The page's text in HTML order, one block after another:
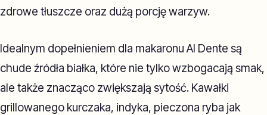
zdrowe tłuszcze oraz dużą porcję warzyw.
Idealnym dopełnieniem dla makaronu Al Dente są
chude źródła białka, które nie tylko wzbogacają smak,
ale także znacząco zwiększają sytość. Kawałki
grillowanego kurczaka, indyka, pieczona ryba jak